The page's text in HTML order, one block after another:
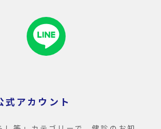
アカウント